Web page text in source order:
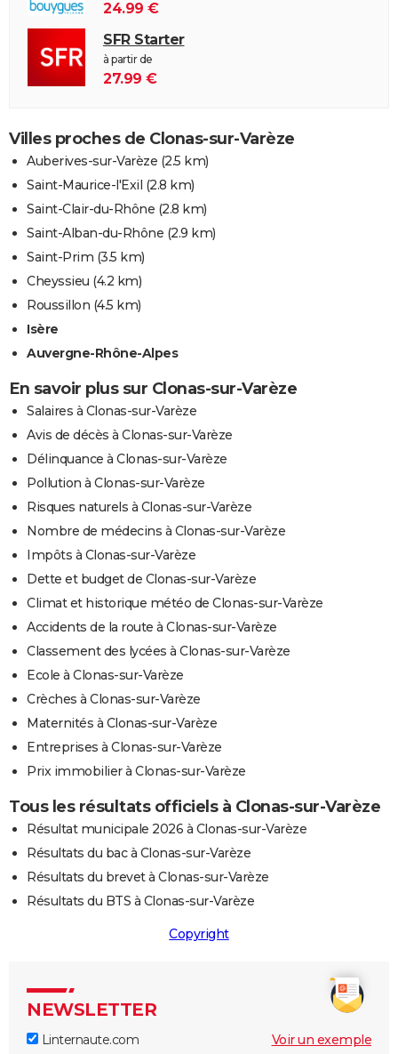
24.99 €
SFR Starter
à partir de
27.99 €
Villes proches de Clonas-sur-Varèze
Auberives-sur-Varèze (2.5 km)
Saint-Maurice-l'Exil (2.8 km)
Saint-Clair-du-Rhône (2.8 km)
Saint-Alban-du-Rhône (2.9 km)
Saint-Prim (3.5 km)
Cheyssieu (4.2 km)
Roussillon (4.5 km)
Isère
Auvergne-Rhône-Alpes
En savoir plus sur Clonas-sur-Varèze
Salaires à Clonas-sur-Varèze
Avis de décès à Clonas-sur-Varèze
Délinquance à Clonas-sur-Varèze
Pollution à Clonas-sur-Varèze
Risques naturels à Clonas-sur-Varèze
Nombre de médecins à Clonas-sur-Varèze
Impôts à Clonas-sur-Varèze
Dette et budget de Clonas-sur-Varèze
Climat et historique météo de Clonas-sur-Varèze
Accidents de la route à Clonas-sur-Varèze
Classement des lycées à Clonas-sur-Varèze
Ecole à Clonas-sur-Varèze
Crèches à Clonas-sur-Varèze
Maternités à Clonas-sur-Varèze
Entreprises à Clonas-sur-Varèze
Prix immobilier à Clonas-sur-Varèze
Tous les résultats officiels à Clonas-sur-Varèze
Résultat municipale 2026 à Clonas-sur-Varèze
Résultats du bac à Clonas-sur-Varèze
Résultats du brevet à Clonas-sur-Varèze
Résultats du BTS à Clonas-sur-Varèze
Copyright
NEWSLETTER
Linternaute.com Voir un exemple